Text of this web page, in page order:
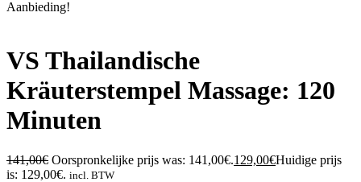
Aanbieding!
VS Thailandische
Kräuterstempel Massage: 120
Minuten
141,00€ Oorspronkelijke prijs was: 141,00€.129,00€Huidige prijs
is: 129,00€. incl. BTW